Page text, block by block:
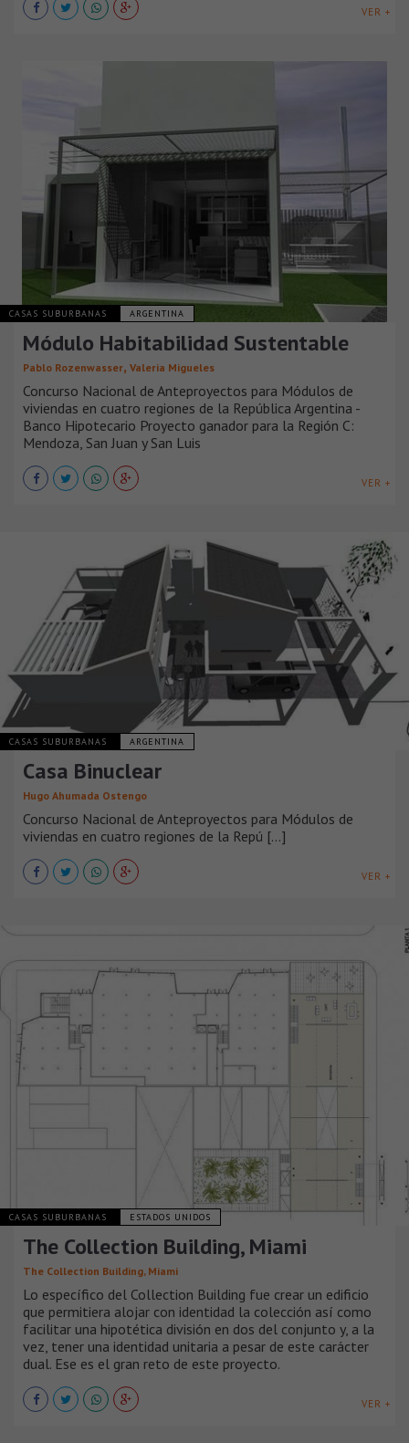
VER +
CASAS SUBURBANAS ARGENTINA
Módulo Habitabilidad Sustentable
Pablo Rozenwasser, Valeria Migueles
Concurso Nacional de Anteproyectos para Módulos de
viviendas en cuatro regiones de la República Argentina -
Banco Hipotecario Proyecto ganador para la Región C:
Mendoza, San Juan y San Luis
VER +
CASAS SUBURBANAS ARGENTINA
Casa Binuclear
Hugo Ahumada Ostengo
Concurso Nacional de Anteproyectos para Módulos de
viviendas en cuatro regiones de la Repú [...]
VER +
CASAS SUBURBANAS ESTADOS UNIDOS
The Collection Building, Miami
The Collection Building, Miami
Lo específico del Collection Building fue crear un edificio
que permitiera alojar con identidad la colección así como
facilitar una hipotética división en dos del conjunto y, a la
vez, tener una identidad unitaria a pesar de este carácter
dual. Ese es el gran reto de este proyecto.
VER +